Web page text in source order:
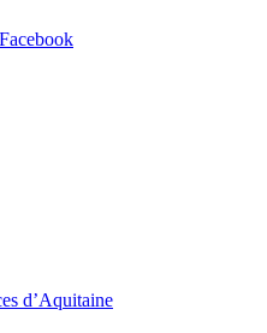
d’Aquitaine